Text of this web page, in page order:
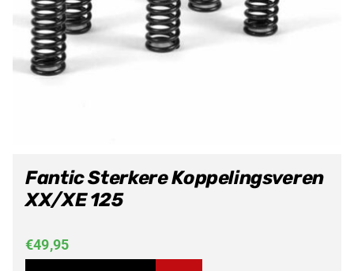
Fantic Sterkere Koppelingsveren
XX/XE 125
€49,95